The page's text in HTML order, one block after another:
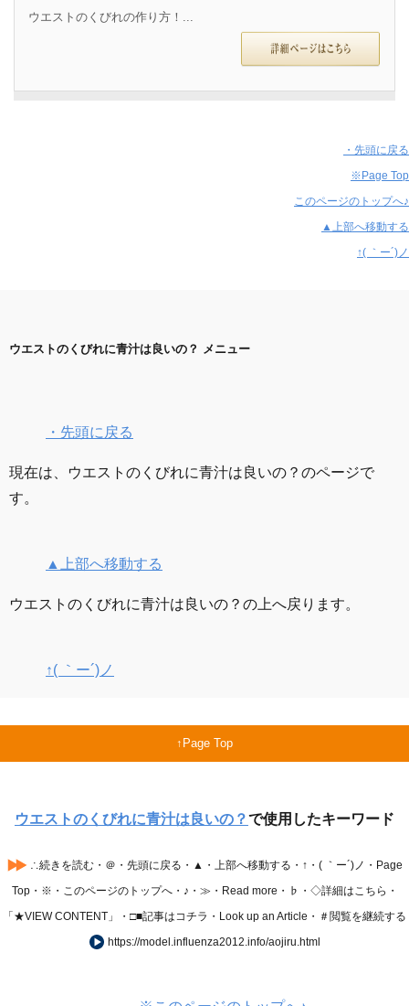
ウエストのくびれの作り方！...
・先頭に戻る
※Page Top
このページのトップへ♪
▲上部へ移動する
↑( ｀ー´)ノ
ウエストのくびれに青汁は良いの？ メニュー
・先頭に戻る
現在は、ウエストのくびれに青汁は良いの？のページで
す。
▲上部へ移動する
ウエストのくびれに青汁は良いの？の上へ戻ります。
↑( ｀ー´)ノ
Page Top
ウエストのくびれに青汁は良いの？で使用したキーワード
∴続きを読む・＠・先頭に戻る・▲・上部へ移動する・↑・( ｀ー´)ノ・Page
Top・※・このページのトップへ・♪・≫・Read more・♭・◇詳細はこちら・
「★VIEW CONTENT」・□■記事はコチラ・Look up an Article・＃閲覧を継続する
https://model.influenza2012.info/aojiru.html